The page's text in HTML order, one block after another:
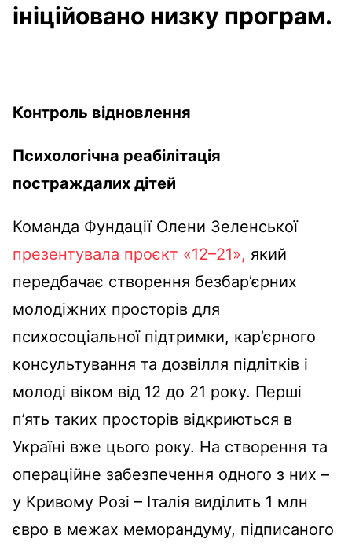
ініційовано низку програм.
Контроль відновлення
Психологічна реабілітація
постраждалих дітей
Команда Фундації Олени Зеленської
презентувала проєкт «12–21», який
передбачає створення безбар’єрних
молодіжних просторів для
психосоціальної підтримки, кар’єрного
консультування та дозвілля підлітків і
молоді віком від 12 до 21 року. Перші
п’ять таких просторів відкриються в
Україні вже цього року. На створення та
операційне забезпечення одного з них –
у Кривому Розі – Італія виділить 1 млн
євро в межах меморандуму, підписаного